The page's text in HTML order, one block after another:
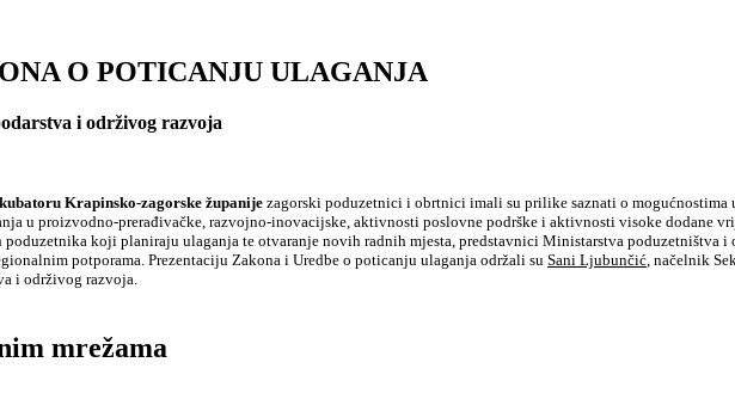
O POTICANJU ULAGANJA
i održivog razvoja
Krapinsko-zagorske županije zagorski poduzetnici i obrtnici imali su prilike saznati o mogućnostima
u proizvodno-prerađivačke, razvojno-inovacijske, aktivnosti poslovne podrške i aktivnosti visoke dodane
koji planiraju ulaganja te otvaranje novih radnih mjesta, predstavnici Ministarstva poduzetništva
potporama. Prezentaciju Zakona i Uredbe o poticanju ulaganja održali su Sani Ljubunčić , načelnik
i održivog razvoja.
mrežama